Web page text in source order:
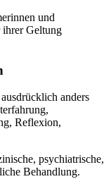
und
ihrer Geltung
anders
Reflexion,
psychiatrische,
Behandlung.